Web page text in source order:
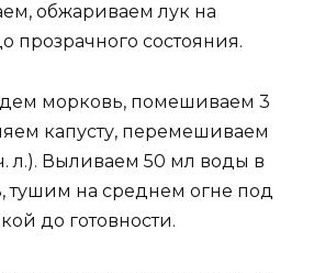
обжариваем лук на
прозрачного состояния.
морковь, помешиваем 3
капусту, перемешиваем
л.). Выливаем 50 мл воды в
тушим на среднем огне под
до готовности.